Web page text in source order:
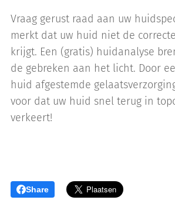
Vraag gerust raad aan uw
merkt dat uw huid niet de
krijgt. Een (gratis) huidanalyse
de gebreken aan het licht. Door
huid afgestemde
voor dat uw huid snel terug in
verkeert!
Share